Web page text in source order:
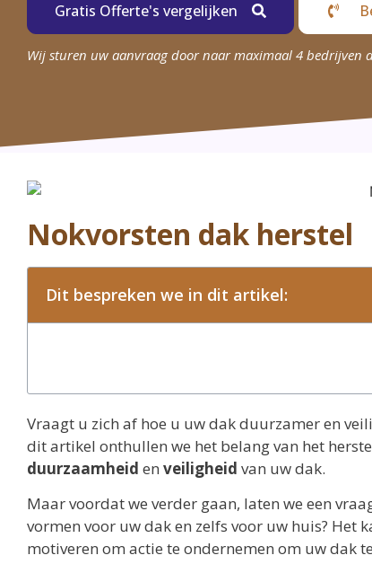
Gratis Offerte's vergelijken
Wij sturen uw aanvraag door naar maximaal 4 bedrijven
Nokvorsten dak herstel
Dit bespreken we in dit artikel:
Vraagt u zich af hoe u uw dak duurzamer en
dit artikel onthullen we het belang van het
duurzaamheid en veiligheid van uw dak.
Maar voordat we verder gaan, laten we een
vormen voor uw dak en zelfs voor uw huis? Het
motiveren om actie te ondernemen om uw dak